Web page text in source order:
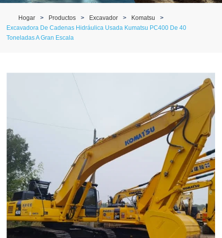
Hogar Productos Excavador
Komatsu
Excavadora De Cadenas Hidráulica Usada Kumatsu PC400 De 40
Toneladas A Gran Escala